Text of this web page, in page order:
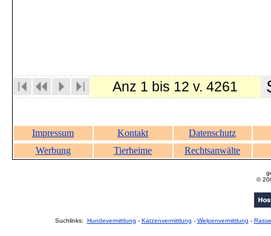
Anz 1 bis 12 v. 4261
Impressum Kontakt
Datenschutz
Werbung
Tierheime Rechtsanwälte
©
Suchlinks: Hundevermittlung - Katzenvermittlung - Welpenvermittlung -